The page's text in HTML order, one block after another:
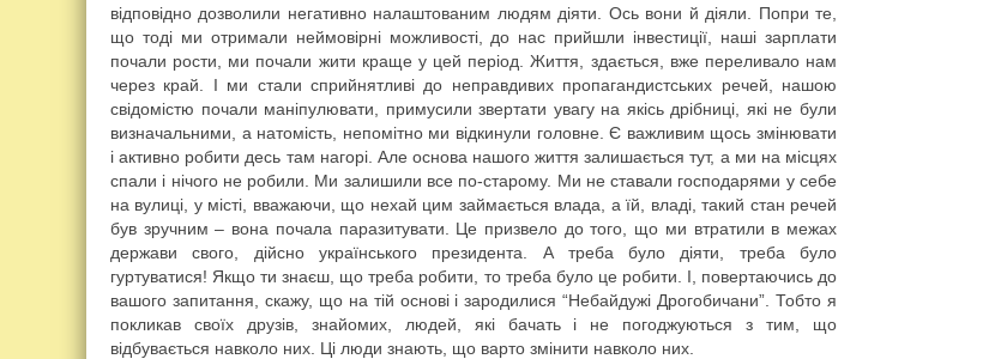
відповідно дозволили негативно налаштованим людям діяти. Ось вони й діяли. Попри те,
що тоді ми отримали неймовірні можливості, до нас прийшли інвестиції, наші зарплати
почали рости, ми почали жити краще у цей період. Життя, здається, вже переливало нам
через край. І ми стали сприйнятливі до неправдивих пропагандистських речей, нашою
свідомістю почали маніпулювати, примусили звертати увагу на якісь дрібниці, які не були
визначальними, а натомість, непомітно ми відкинули головне. Є важливим щось змінювати
і активно робити десь там нагорі. Але основа нашого життя залишається тут, а ми на місцях
спали і нічого не робили. Ми залишили все по-старому. Ми не ставали господарями у себе
на вулиці, у місті, вважаючи, що нехай цим займається влада, а їй, владі, такий стан речей
був зручним – вона почала паразитувати. Це призвело до того, що ми втратили в межах
держави свого, дійсно українського президента. А треба було діяти, треба було
гуртуватися! Якщо ти знаєш, що треба робити, то треба було це робити. І, повертаючись до
вашого запитання, скажу, що на тій основі і зародилися “Небайдужі Дрогобичани”. Тобто я
покликав своїх друзів, знайомих, людей, які бачать і не погоджуються з тим, що
відбувається навколо них. Ці люди знають, що варто змінити навколо них.